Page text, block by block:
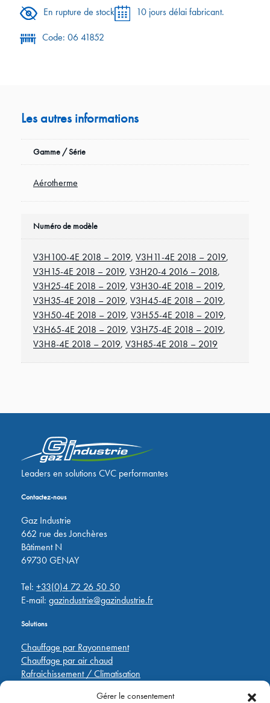
Gérer le consentement
En rupture de stock
10 jours délai fabricant.
Code: 06 41852
Les autres informations
Gamme / Série
Aérotherme
Numéro de modèle
V3H100-4E 2018 – 2019, V3H11-4E 2018 – 2019,
V3H15-4E 2018 – 2019, V3H20-4 2016 – 2018,
V3H25-4E 2018 – 2019, V3H30-4E 2018 – 2019,
V3H35-4E 2018 – 2019, V3H45-4E 2018 – 2019,
V3H50-4E 2018 – 2019, V3H55-4E 2018 – 2019,
V3H65-4E 2018 – 2019, V3H75-4E 2018 – 2019,
V3H8-4E 2018 – 2019, V3H85-4E 2018 – 2019
Leaders en solutions CVC performantes
Contactez-nous
Gaz Industrie
662 rue des Jonchères
Bâtiment N
69730 GENAY
Tel: +33(0)4 72 26 50 50
E-mail: gazindustrie@gazindustrie.fr
Solutions
Chauffage par Rayonnement
Chauffage par air chaud
Rafraichissement / Climatisation